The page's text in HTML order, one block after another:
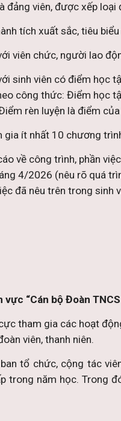
đảng viên, được xếp
tích xuất sắc, tiêu
viên chức, người lao
sinh viên có điểm học
công thức: Điểm học
rèn luyện là điểm
gia ít nhất 10 chương
về công trình, phần
4/2026 (nêu rõ quá
đã nêu trên trong sinh
vực “Cán bộ Đoàn
tham gia các hoạt
viên, thanh niên.
tổ chức, cộng tác
trong năm học. Trong